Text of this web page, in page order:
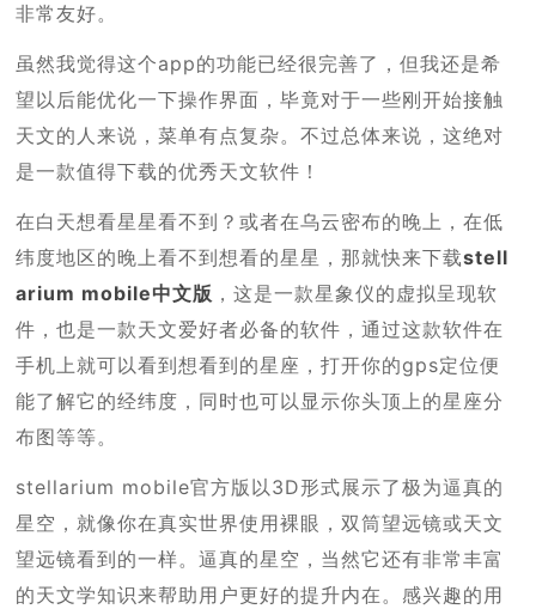
非常友好。
虽然我觉得这个app的功能已经很完善了，但我还是希
望以后能优化一下操作界面，毕竟对于一些刚开始接触
天文的人来说，菜单有点复杂。不过总体来说，这绝对
是一款值得下载的优秀天文软件！
在白天想看星星看不到？或者在乌云密布的晚上，在低
纬度地区的晚上看不到想看的星星，那就快来下载stell
arium mobile中文版 ，这是一款星象仪的虚拟呈现软
件，也是一款天文爱好者必备的软件，通过这款软件在
手机上就可以看到想看到的星座，打开你的gps定位便
能了解它的经纬度，同时也可以显示你头顶上的星座分
布图等等。
stellarium mobile官方版以3D形式展示了极为逼真的
星空，就像你在真实世界使用裸眼，双筒望远镜或天文
望远镜看到的一样。逼真的星空，当然它还有非常丰富
的天文学知识来帮助用户更好的提升内在。感兴趣的用